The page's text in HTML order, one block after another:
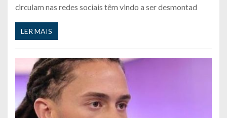
circulam nas redes sociais têm vindo a ser desmontad
LER MAIS